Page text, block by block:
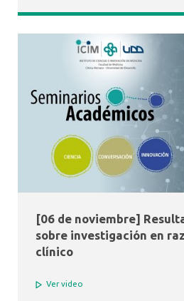
Ver video
[06 de noviembre]
sobre investigación en
clínico